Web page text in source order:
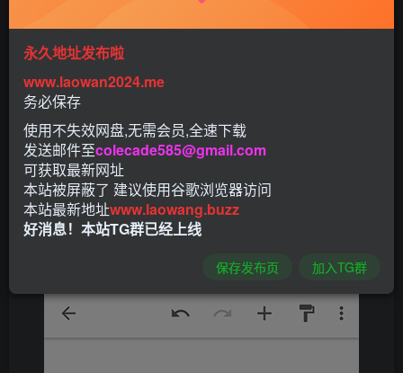
永久地址发布啦
www.laowan2024.me
务必保存
使用不失效网盘,无需会员,全速下载
发送邮件至colecade585@gmail.com
可获取最新网址
本站被屏蔽了 建议使用谷歌浏览器访问
本站最新地址www.laowang.buzz
好消息！本站TG群已经上线
保存发布页 加入TG群